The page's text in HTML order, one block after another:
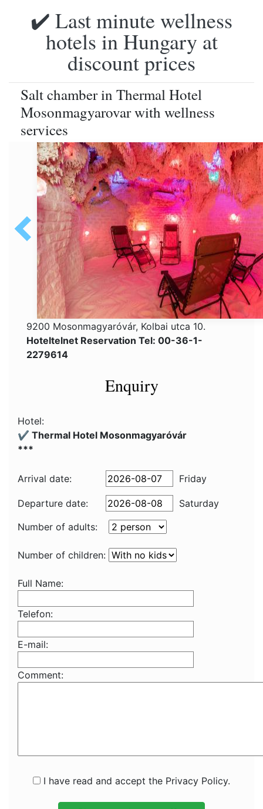
✔️ Last minute wellness
hotels in Hungary at
discount prices
Salt chamber in Thermal Hotel
Mosonmagyarovar with wellness
services
9200 Mosonmagyaróvár, Kolbai utca 10.
Hoteltelnet Reservation Tel: 00-36-1-
2279614
Enquiry
Hotel:
✔️ Thermal Hotel Mosonmagyaróvár
***
Arrival date: Friday
Departure date:
Saturday
Number of adults:
Number of children:
Full Name:
Telefon:
E-mail:
Comment:
I have read and accept the Privacy Policy.